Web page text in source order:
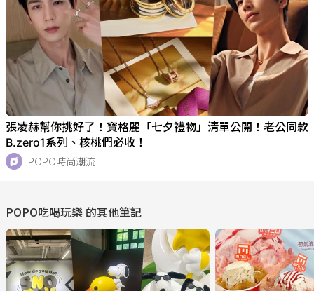
張凌赫幫你挑好了！寶格麗「七夕禮物」清單公開！老公同款
B.zero1系列、核桃們必收！
POPO時尚潮流
POPO吃喝玩樂 的其他筆記